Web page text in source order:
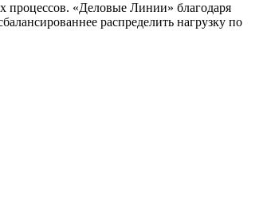
процессов. «Деловые Линии» благодаря
распределить нагрузку по